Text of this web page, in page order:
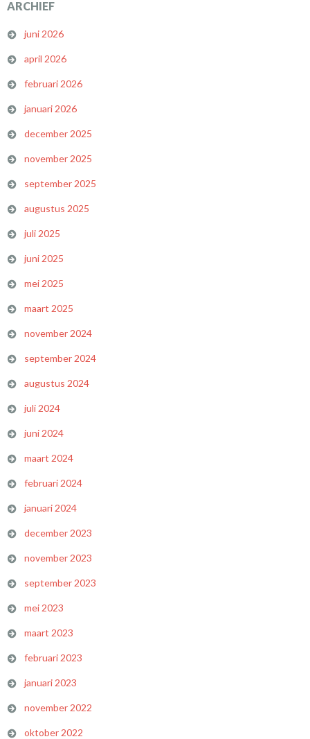
ARCHIEF
juni 2026
april 2026
februari 2026
januari 2026
december 2025
november 2025
september 2025
augustus 2025
juli 2025
juni 2025
mei 2025
maart 2025
november 2024
september 2024
augustus 2024
juli 2024
juni 2024
maart 2024
februari 2024
januari 2024
december 2023
november 2023
september 2023
mei 2023
maart 2023
februari 2023
januari 2023
november 2022
oktober 2022